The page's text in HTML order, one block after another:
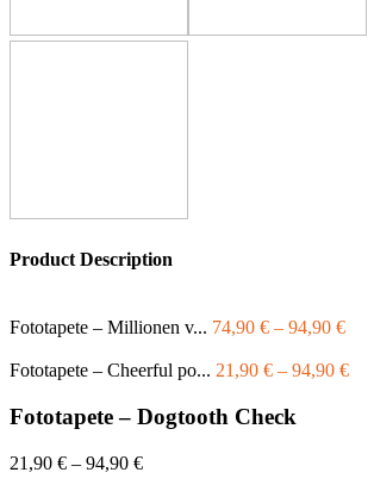
Product Description
Fototapete – Millionen v... 74,90 € – 94,90 €
Fototapete – Cheerful po... 21,90 € – 94,90 €
Fototapete – Dogtooth Check
21,90 € – 94,90 €